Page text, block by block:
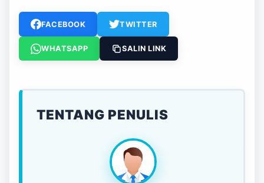
FACEBOOK TWITTER
WHATSAPP SALIN LINK
TENTANG PENULIS